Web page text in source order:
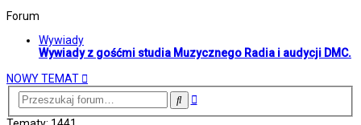
Forum
Wywiady
Wywiady z gośćmi studia Muzycznego Radia i audycji DMC.
NOWY TEMAT
SzukajWyszukiwanie